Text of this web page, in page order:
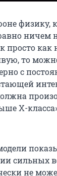
физику,
ничем
просто как
то
с
X-
сильных
не